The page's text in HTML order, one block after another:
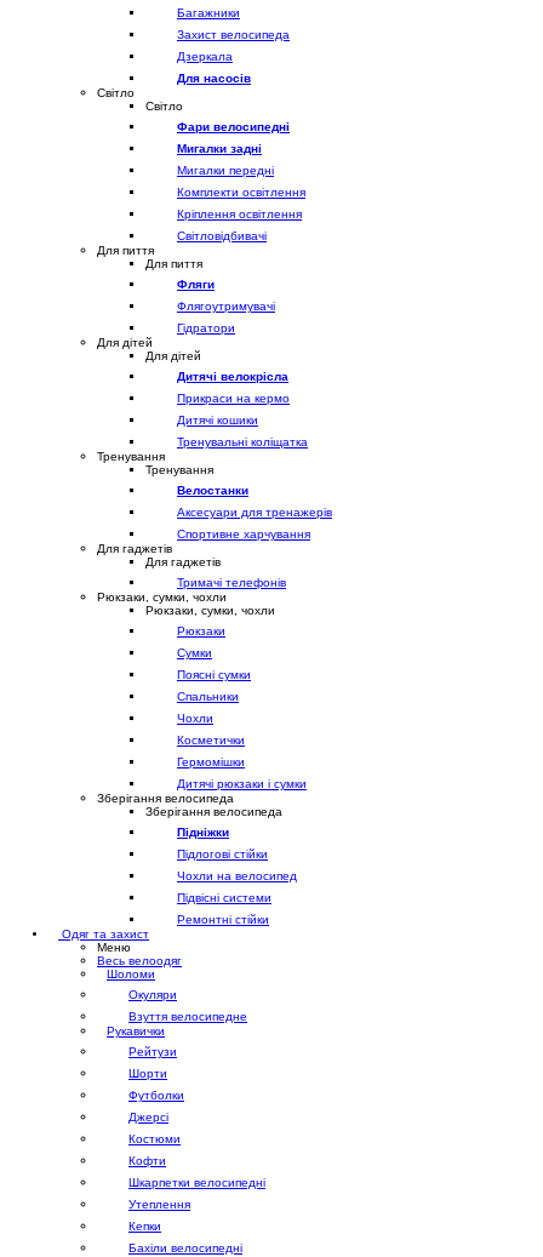
Багажники
Захист велосипеда
Дзеркала
Для насосів
Світло
Світло
Фари велосипедні
Мигалки задні
Мигалки передні
Комплекти освітлення
Кріплення освітлення
Світловідбивачі
Для пиття
Для пиття
Фляги
Флягоутримувачі
Гідратори
Для дітей
Для дітей
Дитячі велокрісла
Прикраси на кермо
Дитячі кошики
Тренувальні коліщатка
Тренування
Тренування
Велостанки
Аксесуари для тренажерів
Спортивне харчування
Для гаджетів
Для гаджетів
Тримачі телефонів
Рюкзаки, сумки, чохли
Рюкзаки, сумки, чохли
Рюкзаки
Сумки
Поясні сумки
Спальники
Чохли
Косметички
Гермомішки
Дитячі рюкзаки і сумки
Зберігання велосипеда
Зберігання велосипеда
Підніжки
Підлогові стійки
Чохли на велосипед
Підвісні системи
Ремонтні стійки
Одяг та захист
Меню
Весь велоодяг
Шоломи
Окуляри
Взуття велосипедне
Рукавички
Рейтузи
Шорти
Футболки
Джерсі
Костюми
Кофти
Шкарпетки велосипедні
Утеплення
Кепки
Бахіли велосипедні